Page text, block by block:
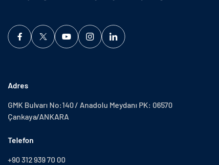
Adres
GMK Bulvarı No:140 / Anadolu Meydanı PK: 06570
Çankaya/ANKARA
Telefon
+90 312 939 70 00